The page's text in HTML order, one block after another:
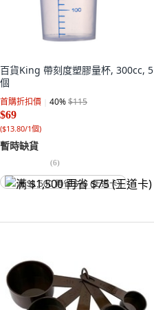
百貨King 帶刻度塑膠量杯, 300cc, 5
個
首購折扣價 40%$115
$69
($13.80/1個)
暫時缺貨
(6)
满 $1,500 再省 $75 (王道卡)